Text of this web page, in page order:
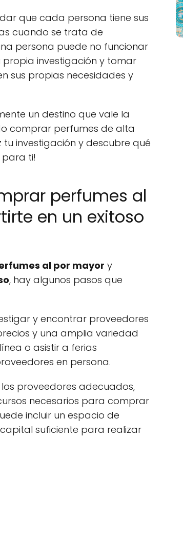
que cada persona tiene sus
cuando se trata de
persona puede no funcionar
investigación y tomar
sus propias necesidades y
un destino que vale la
comprar perfumes de alta
tu investigación y descubre qué
ti!
perfumes al
en un exitoso
al por mayor y
, hay algunos pasos que
y encontrar proveedores
y una amplia variedad
o asistir a ferias
en persona.
proveedores adecuados,
necesarios para comprar
incluir un espacio de
suficiente para realizar